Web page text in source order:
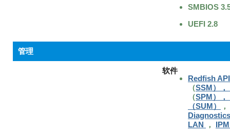
SMBIOS
UEFI 2.8
管理
软件
Redfish API
（SSM）
（SPM）
（SUM）
，
LAN
，